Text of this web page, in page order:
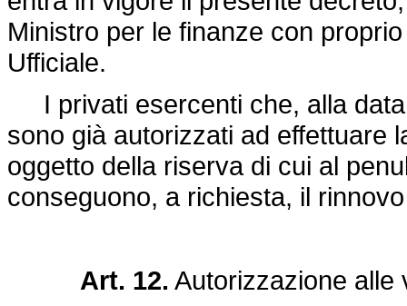
Ministro per le finanze con
Ufficiale.
I privati esercenti che, alla
sono già autorizzati ad effettuare
oggetto della riserva di cui al
conseguono, a richiesta, il
Art. 12. Autorizzazione alle